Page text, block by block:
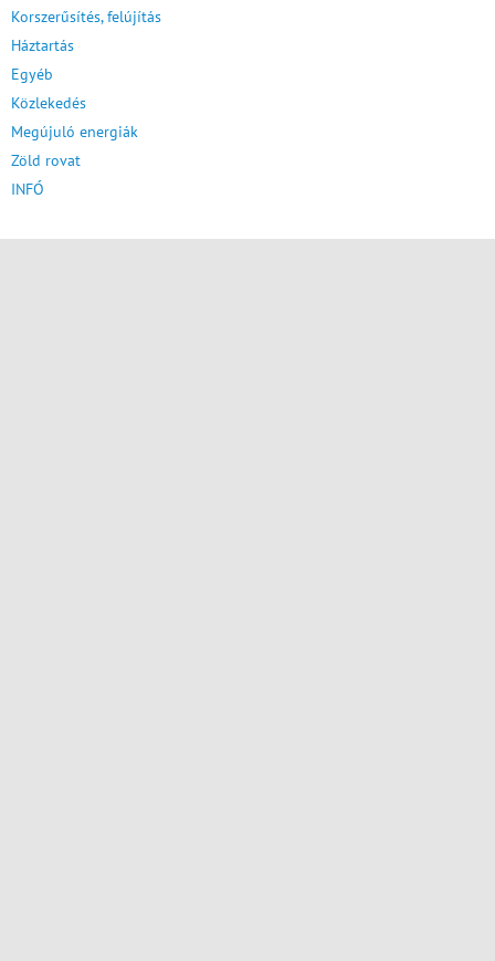
Korszerűsítés, felújítás
Háztartás
Egyéb
Közlekedés
Megújuló energiák
Zöld rovat
INFÓ